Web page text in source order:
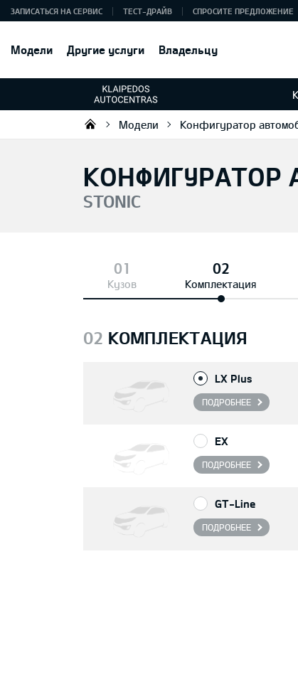
Модели Другие услуги Владельцу
ЗАПИСАТЬСЯ НА СЕРВИС ТЕСТ-ДРАЙВ СПРОСИТЕ ПРЕДЛОЖЕНИЕ
UAB „Klaipėdos autocentras“
Модели Конфигуратор
КОНФИГУРАТОР
STONIC
Кузов Комплектация
02 КОМПЛЕКТАЦИЯ
LX Plus
ПОДРОБНЕЕ
EX
ПОДРОБНЕЕ
GT-Line
ПОДРОБНЕЕ